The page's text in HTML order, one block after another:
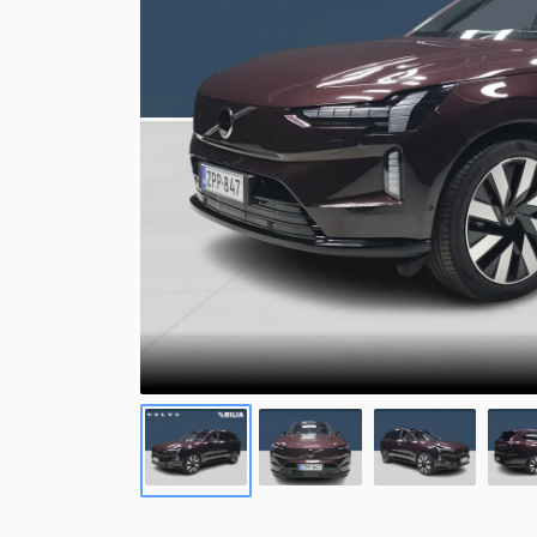
Volvo nyt edullisella Bilia
Uudet Volvo Long Range -lataushybridit 60- ja 90-
sarjoihin sekä EX30, EC40, EX40 ja EX90 -
täyssähköautot nyt huolettomalla
yksityisleasingsopimuksella.
Volvon kevythybridi/bensiini katumaasturi
047 €. Tervetuloa tutustumaan!
Uusi XC60 T8 Ultra Edition alk. 819 €/kk
Suomen suosituin katumaasturi XC60 on nyt
lataushybridinä. Huolettomalla yksityisleasingillä